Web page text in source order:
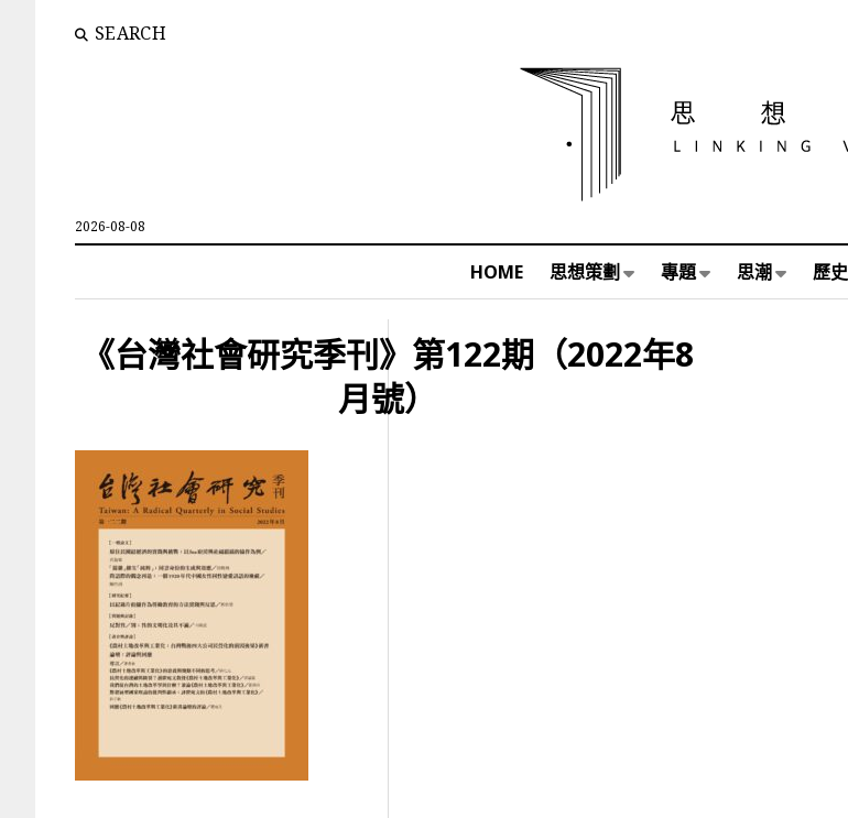
SEARCH
2026-08-08
HOME 思想策劃 專題 思潮 歷史
《台灣社會研究季刊》第122期（2022年8
月號）